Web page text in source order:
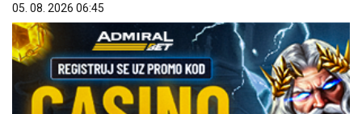
05. 08. 2026 06:45